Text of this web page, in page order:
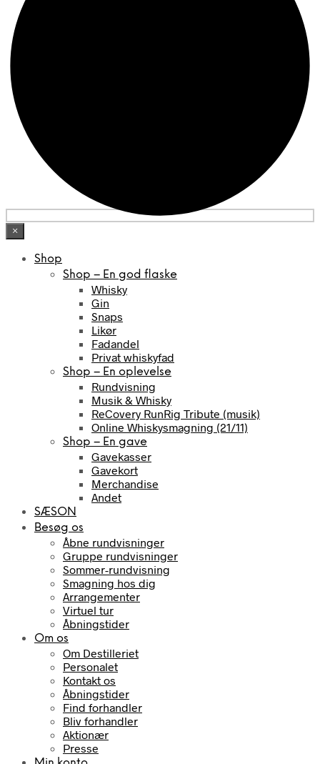
×
Shop
Shop – En god flaske
Whisky
Gin
Snaps
Likør
Fadandel
Privat whiskyfad
Shop – En oplevelse
Rundvisning
Musik & Whisky
ReCovery RunRig Tribute (musik)
Online Whiskysmagning (21/11)
Shop – En gave
Gavekasser
Gavekort
Merchandise
Andet
SÆSON
Besøg os
Åbne rundvisninger
Gruppe rundvisninger
Sommer-rundvisning
Smagning hos dig
Arrangementer
Virtuel tur
Åbningstider
Om os
Om Destilleriet
Personalet
Kontakt os
Åbningstider
Find forhandler
Bliv forhandler
Aktionær
Presse